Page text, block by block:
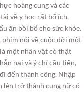
hoàng cung và các
về y học rất bổ ích,
ăn bồi bổ cho sức khỏe.
phim nói về cuộc đời một
một nhân vật có thật
nại và ý chí cầu tiến,
đến thành công. Nhập
lên trở thành cung nữ có